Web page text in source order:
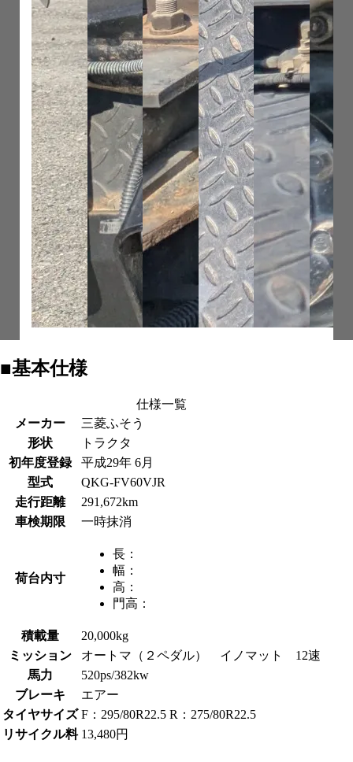
■基本仕様
仕様一覧
メーカー
三菱ふそう
形状
トラクタ
初年度登録
平成29年 6月
型式
QKG-FV60VJR
走行距離
291,672km
車検期限
一時抹消
荷台内寸
長：
幅：
高：
門高：
積載量
20,000kg
ミッション
オートマ（２ペダル） イノマット 12速
馬力
520ps/382kw
ブレーキ
エアー
タイヤサイズ F：295/80R22.5 R：275/80R22.5
リサイクル料 13,480円